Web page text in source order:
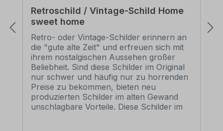
Retroschild / Vintage-Schild Home
sweet home
Retro- oder Vintage-Schilder erinnern an
die "gute alte Zeit" und erfreuen sich mit
ihrem nostalgischen Aussehen großer
Beliebheit. Sind diese Schilder im Original
nur schwer und häufig nur zu horrenden
Preise zu bekommen, bieten neu
produzierten Schilder im alten Gewand
unschlagbare Vorteile. Diese Schilder im